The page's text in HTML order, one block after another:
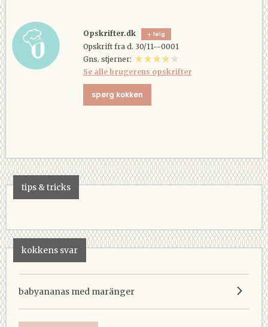
Opskrifter.dk følg
Opskrift fra d. 30/11--0001
Gns. stjerner:
Se alle brugerens opskrifter
spørg kokken
tips & tricks
kokkens svar
babyananas med maränger